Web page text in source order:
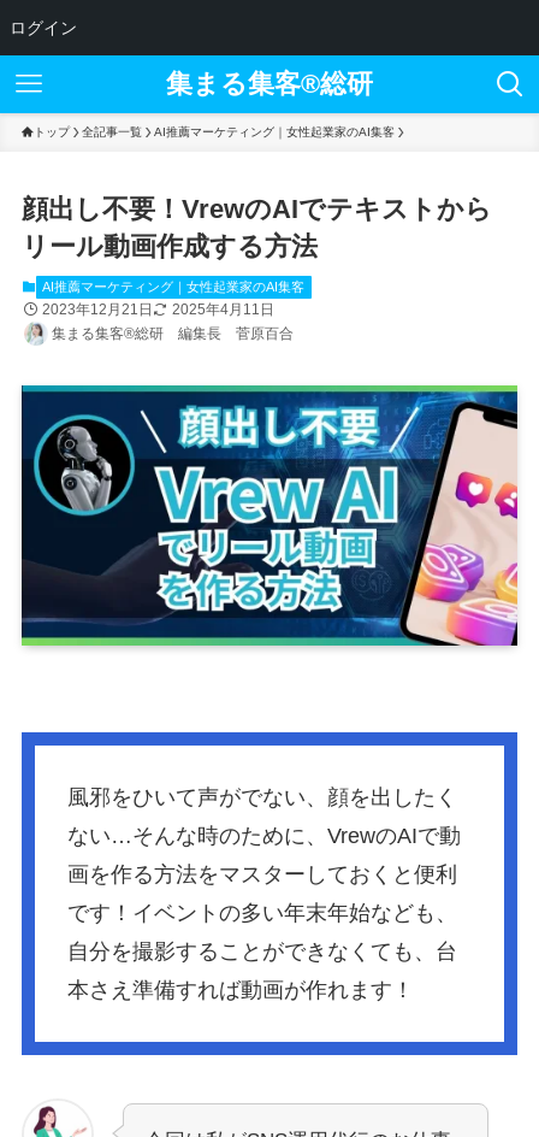
ログイン
集まる集客®︎総研
トップ 全記事一覧 AI推薦マーケティング｜女性起業家のAI集客
顔出し不要！VrewのAIでテキストから
リール動画作成する方法
AI推薦マーケティング｜女性起業家のAI集客
2023年12月21日
2025年4月11日
集まる集客®総研 編集長 菅原百合
風邪をひいて声がでない、顔を出したく
ない…そんな時のために、VrewのAIで動
画を作る方法をマスターしておくと便利
です！イベントの多い年末年始なども、
自分を撮影することができなくても、台
本さえ準備すれば動画が作れます！